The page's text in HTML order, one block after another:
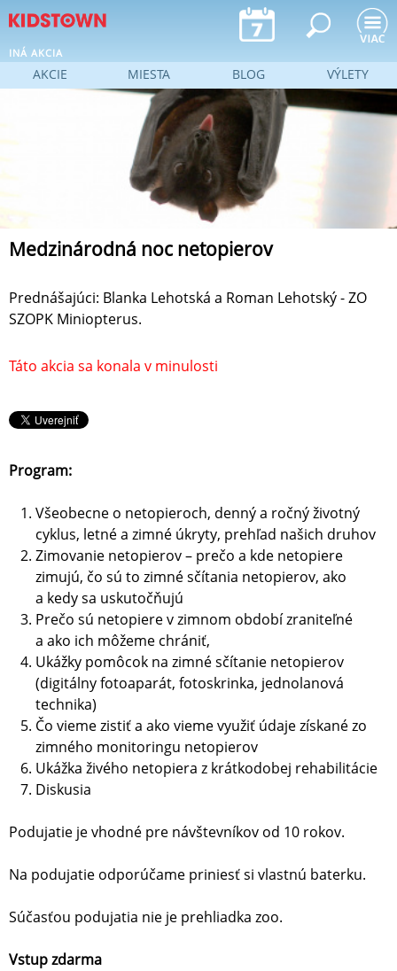
Jump to navigation
INÁ AKCIA
Medzinárodná noc netopierov
Prednášajúci: Blanka Lehotská a Roman Lehotský - ZO
SZOPK Miniopterus.
Táto akcia sa konala v minulosti
Program:
Všeobecne o netopieroch, denný a ročný životný
cyklus, letné a zimné úkryty, prehľad našich druhov
Zimovanie netopierov – prečo a kde netopiere
zimujú, čo sú to zimné sčítania netopierov, ako
a kedy sa uskutočňujú
Prečo sú netopiere v zimnom období zraniteľné
a ako ich môžeme chrániť,
Ukážky pomôcok na zimné sčítanie netopierov
(digitálny fotoaparát, fotoskrinka, jednolanová
technika)
Čo vieme zistiť a ako vieme využiť údaje získané zo
zimného monitoringu netopierov
Ukážka živého netopiera z krátkodobej rehabilitácie
Diskusia
Podujatie je vhodné pre návštevníkov od 10 rokov.
Na podujatie odporúčame priniesť si vlastnú baterku.
Súčasťou podujatia nie je prehliadka zoo.
Vstup zdarma
AKCIE MIESTA BLOG VÝLETY